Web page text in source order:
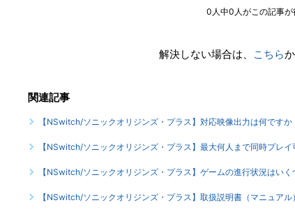
0人中0人がこの記事
解決しない場合は、 こちら
関連記事
【NSwitch/ソニックオリジンズ・プラス】対応映像出力は何ですか
【NSwitch/ソニックオリジンズ・プラス】最大何人まで同時プレ
【NSwitch/ソニックオリジンズ・プラス】ゲームの進行状況はい
【NSwitch/ソニックオリジンズ・プラス】取扱説明書（マニュア